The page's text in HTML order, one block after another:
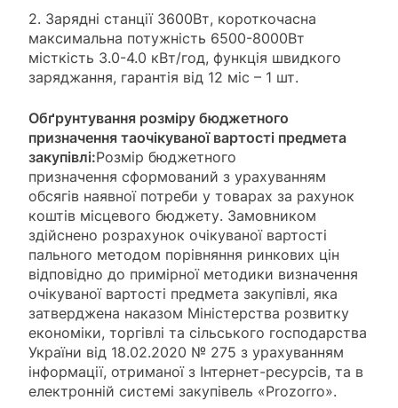
2. Зарядні станції 3600Вт, короткочасна
максимальна потужність 6500-8000Вт
місткість 3.0-4.0 кВт/год, функція швидкого
заряджання, гарантія від 12 міс – 1 шт.
Обґрунтування розміру бюджетного
призначення таочікуваної вартості предмета
закупівлі:Розмір бюджетного
призначення сформований з урахуванням
обсягів наявної потреби у товарах за рахунок
коштів місцевого бюджету. Замовником
здійснено розрахунок очікуваної вартості
пального методом порівняння ринкових цін
відповідно до примірної методики визначення
очікуваної вартості предмета закупівлі, яка
затверджена наказом Міністерства розвитку
економіки, торгівлі та сільського господарства
України від 18.02.2020 № 275 з урахуванням
інформації, отриманої з Інтернет-ресурсів, та в
електронній системі закупівель «Prozorro».